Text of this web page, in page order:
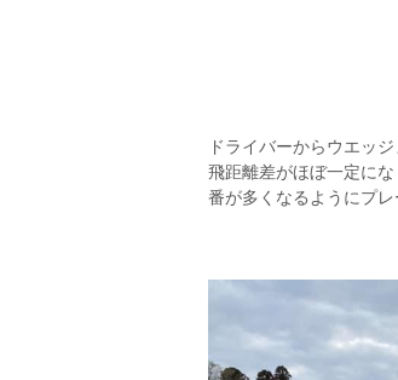
ドライバーからウエッ
飛距離差がほぼ一定に
番が多くなるようにプレ